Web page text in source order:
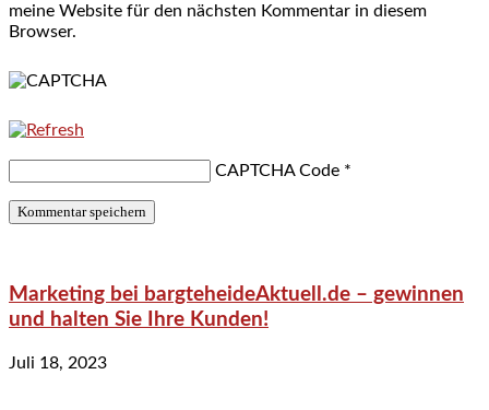
meine Website für den nächsten Kommentar in diesem
Browser.
CAPTCHA Code *
Marketing bei bargteheideAktuell.de – gewinnen
und halten Sie Ihre Kunden!
Juli 18, 2023